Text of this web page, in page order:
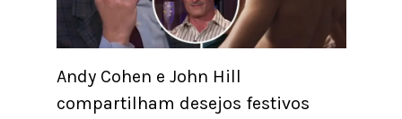
Andy Cohen e John Hill
compartilham desejos festivos